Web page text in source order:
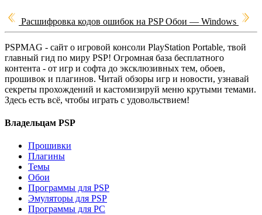
Расшифровка кодов ошибок на PSPОбои — Windows
PSPMAG - cайт о игровой консоли PlayStation Portable, твой
главный гид по миру PSP! Огромная база бесплатного
контента - от игр и софта до эксклюзивных тем, обоев,
прошивок и плагинов. Читай обзоры игр и новости, узнавай
секреты прохождений и кастомизируй меню крутыми темами.
Здесь есть всё, чтобы играть с удовольствием!
Владельцам PSP
Прошивки
Плагины
Темы
Обои
Программы для PSP
Эмуляторы для PSP
Программы для PC